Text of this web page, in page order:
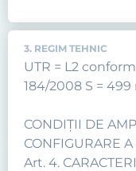
3. REGIM TEHNIC
UTR = L2
184/2008 S = 499
CONDIŢII DE
CONFIGURARE
Art. 4.